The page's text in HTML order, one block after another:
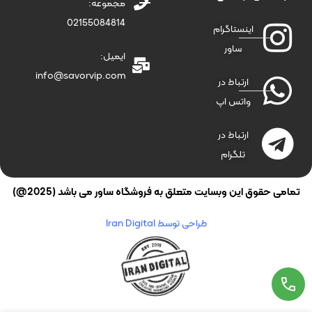
اینستاگرام
ساور
ارتباط در
واتس اپ
ارتباط در
تلگرام
02155084814
ایمیل:
info@savorvip.com
تمامی حقوق این وبسایت متعلق به فروشگاه ساور می باشد (2025@)
طراحی توسط Iran Digital